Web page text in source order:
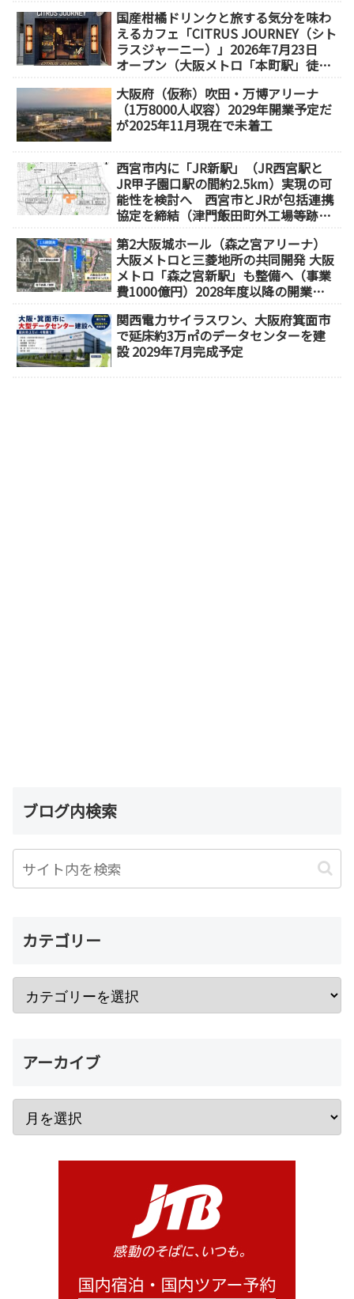
国産柑橘ドリンクと旅する気分を味わ
えるカフェ「CITRUS JOURNEY（シト
ラスジャーニー）」2026年7月23日
オープン（大阪メトロ「本町駅」徒歩
大阪府（仮称）吹田・万博アリーナ
（1万8000人収容）2029年開業予定だ
が2025年11月現在で未着工
西宮市内に「JR新駅」（JR西宮駅と
JR甲子園口駅の間約2.5km）実現の可
能性を検討へ 西宮市とJRが包括連携
協定を締結（津門飯田町外工場等跡
第2大阪城ホール（森之宮アリーナ）
大阪メトロと三菱地所の共同開発 大阪
メトロ「森之宮新駅」も整備へ（事業
費1000億円）2028年度以降の開業
関西電力サイラスワン、大阪府箕面市
で延床約3万㎡のデータセンターを建
設 2029年7月完成予定
ブログ内検索
カテゴリー
アーカイブ